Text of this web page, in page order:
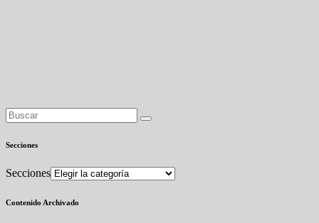
Secciones
Secciones
Contenido Archivado